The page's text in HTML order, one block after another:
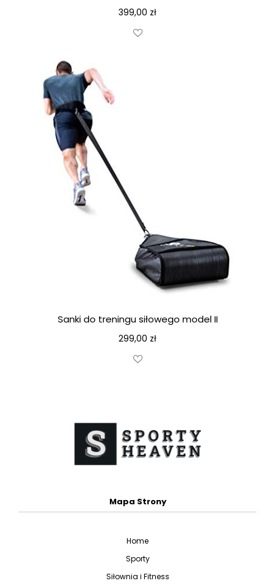
399,00 zł
Sanki do treningu siłowego model II
299,00 zł
Mapa Strony
Home
Sporty
Siłownia i Fitness